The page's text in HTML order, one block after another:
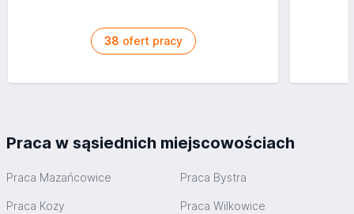
38 ofert pracy
Praca w sąsiednich miejscowościach
Praca Mazańcowice Praca Bystra
Praca Kozy Praca Wilkowice